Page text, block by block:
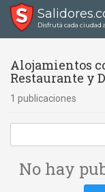
Disfrutá cada ciudad
Alojamientos
Restaurante y
1 publicaciones
No hay